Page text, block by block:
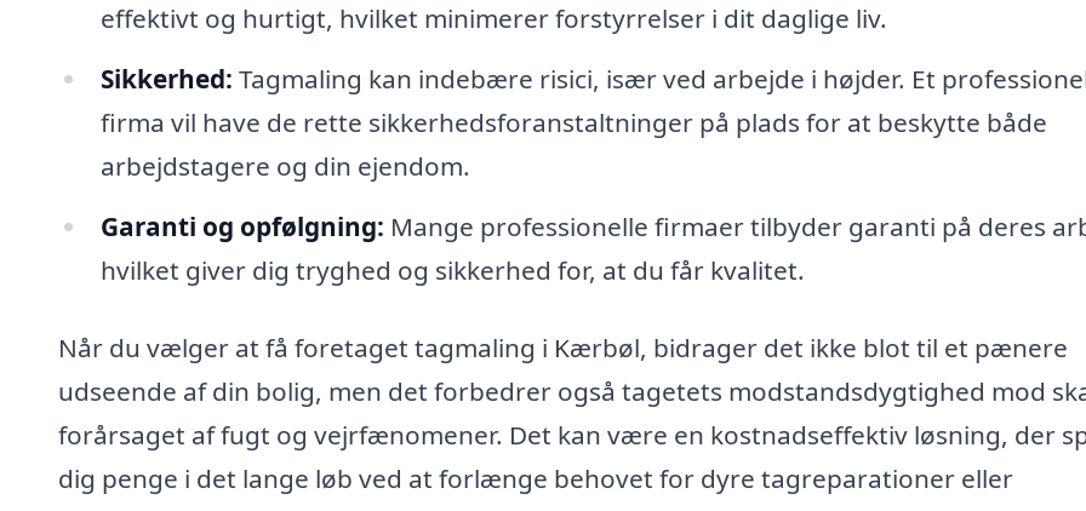
effektivt og hurtigt, hvilket minimerer forstyrrelser i dit daglige liv.
Sikkerhed: Tagmaling kan indebære risici, især ved arbejde i højder. Et
firma vil have de rette sikkerhedsforanstaltninger på plads for at beskytte både
arbejdstagere og din ejendom.
Garanti og opfølgning: Mange professionelle firmaer tilbyder garanti på deres
hvilket giver dig tryghed og sikkerhed for, at du får kvalitet.
Når du vælger at få foretaget tagmaling i Kærbøl, bidrager det ikke blot til et pænere
udseende af din bolig, men det forbedrer også tagetets modstandsdygtighed mod
forårsaget af fugt og vejrfænomener. Det kan være en kostnadseffektiv løsning, der
dig penge i det lange løb ved at forlænge behovet for dyre tagreparationer eller